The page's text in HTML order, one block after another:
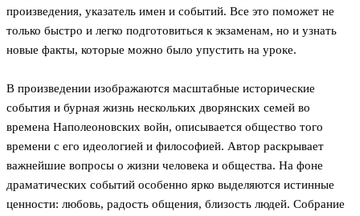
произведения, указатель имен и событий. Все это поможет не
только быстро и легко подготовиться к экзаменам, но и узнать
новые факты, которые можно было упустить на уроке.
В произведении изображаются масштабные исторические
события и бурная жизнь нескольких дворянских семей во
времена Наполеоновских войн, описывается общество того
времени с его идеологией и философией. Автор раскрывает
важнейшие вопросы о жизни человека и общества. На фоне
драматических событий особенно ярко выделяются истинные
ценности: любовь, радость общения, близость людей. Собрание